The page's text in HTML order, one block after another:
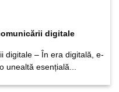
digitale
digitale – În era digitală, e-
unealtă esențială...